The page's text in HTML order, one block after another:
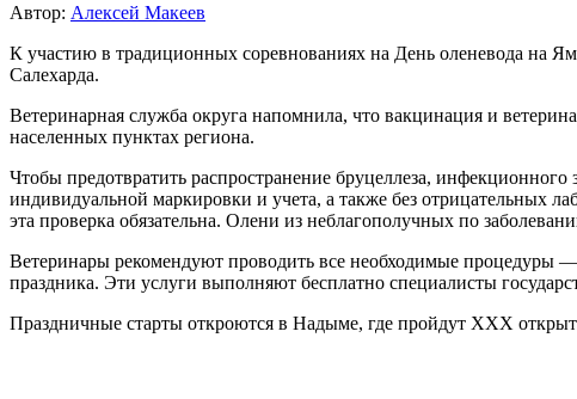
Автор: Алексей Макеев
К участию в традиционных соревнованиях на День оленевода на
Салехарда.
Ветеринарная служба округа напомнила, что вакцинация и
населенных пунктах региона.
Чтобы предотвратить распространение бруцеллеза,
индивидуальной маркировки и учета, а также без отрицательных
эта проверка обязательна. Олени из неблагополучных по
Ветеринары рекомендуют проводить все необходимые процедуры
праздника. Эти услуги выполняют бесплатно специалисты
Праздничные старты откроются в Надыме, где пройдут XXX